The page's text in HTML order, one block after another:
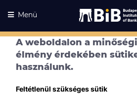
A weboldalon a
élmény érdekében
használunk.
Feltétlenül szükséges sütik
Menü